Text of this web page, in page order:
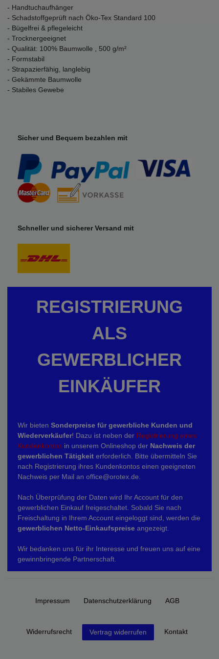
- Handtuchaufhänger
- Schadstoffgeprüft nach Öko-Tex Standard 100
- Bügelfrei & pflegeleicht
- Trocknergeeignet
- Qualität: 100% Baumwolle , 500 g/m²
- Formstabil
- Strapazierfähig, langlebig
- Gekämmte Baumwolle
- Stabiles Gewebe
Sicher und Bequem bezahlen mit
Schneller und sicherer Versand mit
REGISTRIERUNG
ALS
GEWERBLICHER
EINKÄUFER
Wir bieten Sonderpreise für gewerbliche Kunden und
Wiederverkäufer! Dazu ist neben der Registrierung eines
Kundenkontos in unserem Onlineshop der Nachweis der
gewerblichen Tätigkeit erforderlich. Bitte übermitteln Sie
nach Registrierung ihres Kundenkontos einen geeigneten
Nachweis per Mail an office@orotex.de.
Nach Überprüfung der Daten wird Ihr Account für den
gewerblichen Einkauf freigeschaltet. Sobald Sie nach
Freischaltung in Ihrem Account eingeloggt sind, werden die
gewerblichen Netto-Einkaufspreise angezeigt.
Wir bedanken uns für ihr Interesse und freuen uns auf eine
gewinnbringende Partnerschaft.
Impressum Daten­schutz­erklärung AGB
Widerrufs­recht Vertrag widerrufen Kontakt